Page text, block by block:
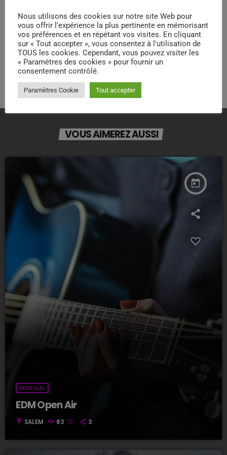
BUY TICKET STORE 2
BUY TICKET STORE 3
VOUS AIMEREZ AUSSI
today
FESTIVAL
EDM Open Air
location_on SALEM 83 3
Nous utilisons des cookies sur notre site Web pour
vous offrir l'expérience la plus pertinente en mémorisant
vos préférences et en répétant vos visites. En cliquant
sur « Tout accepter », vous consentez à l'utilisation de
TOUS les cookies. Cependant, vous pouvez visiter les
« Paramètres des cookies » pour fournir un
consentement contrôlé.
Paramètres Cookie Tout accepter